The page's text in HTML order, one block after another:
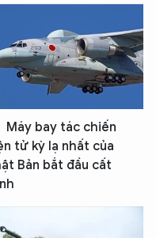
Máy bay tác chiến
tử kỳ lạ nhất của
Bản bắt đầu cất